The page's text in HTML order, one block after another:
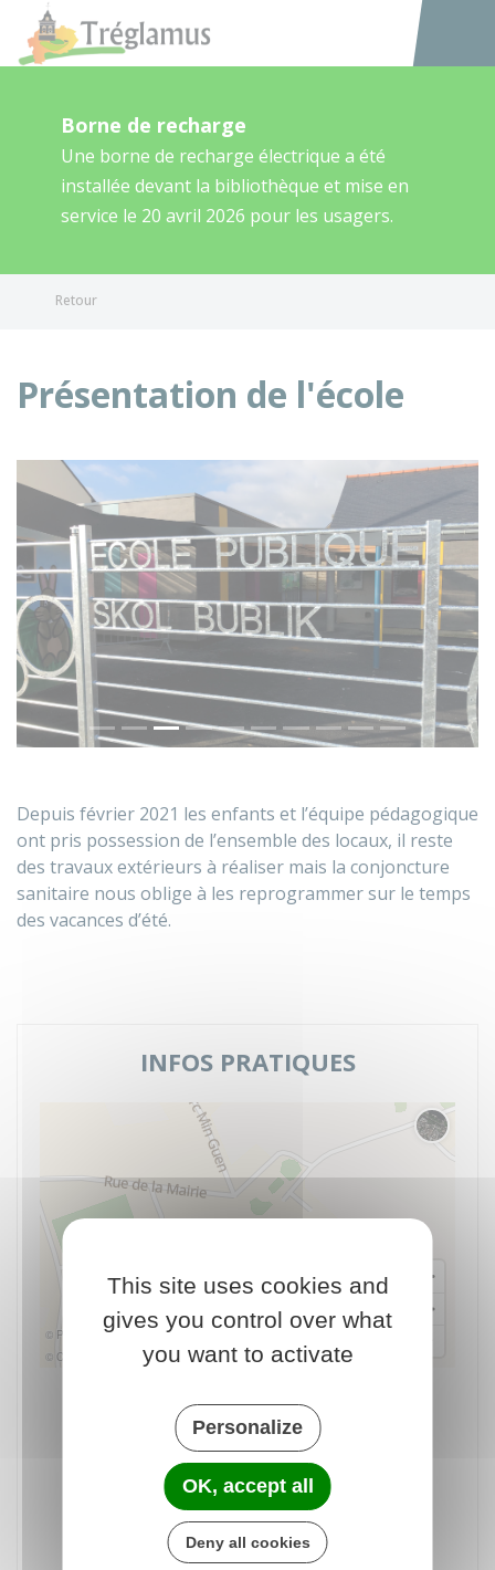
Accéder
Borne de recharge
Une borne de recharge électrique a été
installée devant la bibliothèque et mise en
service le 20 avril 2026 pour les usagers.
Retour
Présentation de l'école
Précédent
Depuis février 2021 les enfants et l’équipe pédagogique
ont pris possession de l’ensemble des locaux, il reste
des travaux extérieurs à réaliser mais la conjoncture
sanitaire nous oblige à les reprogrammer sur le temps
des vacances d’été.
INFOS PRATIQUES
© Plan-interactif
© Contributeurs d'OpenStreetMap
22540 Tréglamus
02 96 43 18 20
ecole.0220380u@ac-rennes.fr
This site uses cookies and
gives you control over what
you want to activate
Personalize
OK, accept all
Deny all cookies